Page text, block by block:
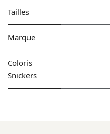
Tailles
Marque
Coloris
Snickers